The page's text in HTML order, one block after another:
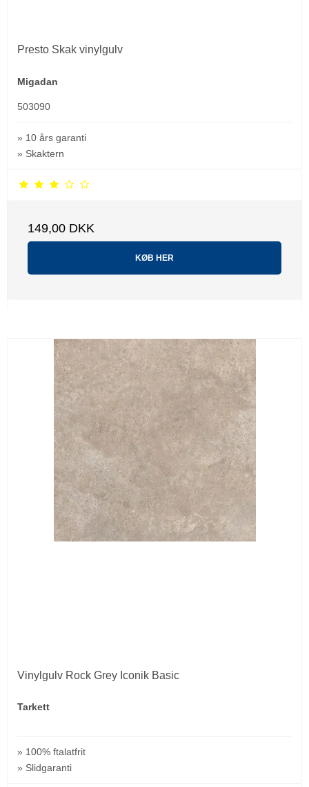
Presto Skak vinylgulv
Migadan
503090
» 10 års garanti
» Skaktern
149,00 DKK
KØB HER
Vinylgulv Rock Grey Iconik Basic
Tarkett
» 100% ftalatfrit
» Slidgaranti